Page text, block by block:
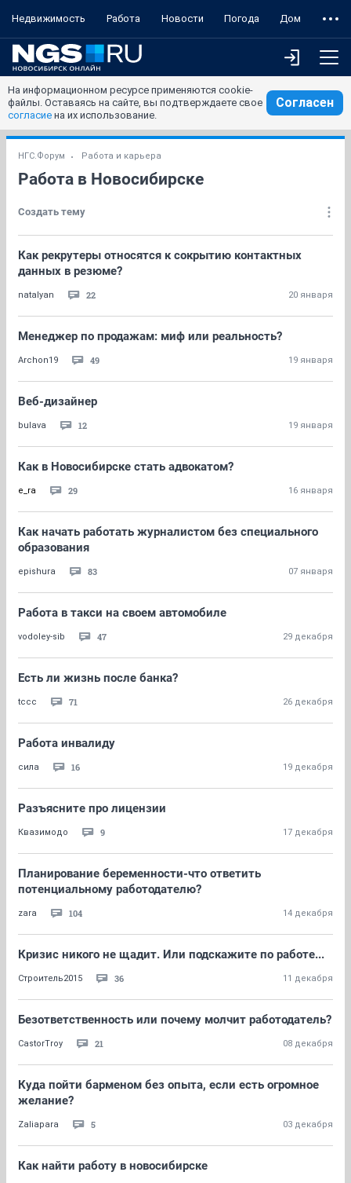
Недвижимость Работа Новости Погода Дом
На информационном ресурсе применяются cookie-
файлы. Оставаясь на сайте, вы подтверждаете свое
согласие на их использование.
Согласен
НГС.Форум Работа и карьера
Работа в Новосибирске
Создать тему
Как рекрутеры относятся к сокрытию контактных
данных в резюме?
natalyan 22 20 января
Менеджер по продажам: миф или реальность?
Archon19 49 19 января
Веб-дизайнер
bulava 12 19 января
Как в Новосибирске стать адвокатом?
e_ra 29 16 января
Как начать работать журналистом без специального
образования
epishura 83 07 января
Работа в такси на своем автомобиле
vodoley-sib 47 29 декабря
Есть ли жизнь после банка?
tccc 71 26 декабря
Работа инвалиду
сила 16 19 декабря
Разъясните про лицензии
Квазимодо 9 17 декабря
Планирование беременности-что ответить
потенциальному работодателю?
zara 104 14 декабря
Кризис никого не щадит. Или подскажите по работе...
Строитель2015 36 11 декабря
Безответственность или почему молчит работодатель?
CastorTroy 21 08 декабря
Куда пойти барменом без опыта, если есть огромное
желание?
Zaliapara 5 03 декабря
Как найти работу в новосибирске